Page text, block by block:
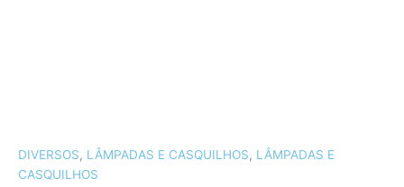
DIVERSOS, LÂMPADAS E CASQUILHOS, LÂMPADAS E
CASQUILHOS
de
cerâmica